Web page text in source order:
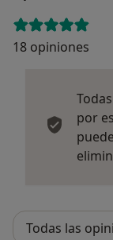
18 opiniones
por